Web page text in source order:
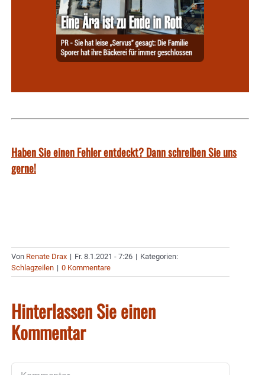
Haben Sie einen Fehler entdeckt? Dann schreiben Sie uns
gerne!
Von Renate Drax | Fr. 8.1.2021 - 7:26 | Kategorien:
Schlagzeilen | 0 Kommentare
Hinterlassen Sie einen
Kommentar